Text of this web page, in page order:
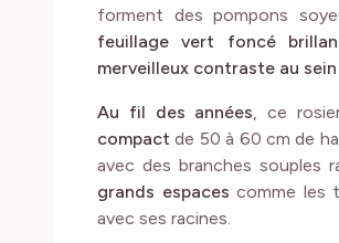
forment des pompons
feuillage vert foncé
merveilleux contraste au
Au fil des années, ce
compactde 50 à 60 cm de
avec des branches souples
grands espaces comme les
avec ses racines.